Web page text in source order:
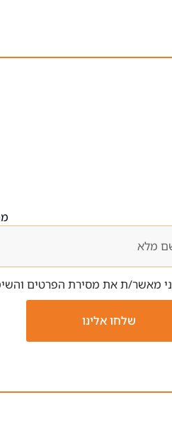
מאשר/ת את מסירת הפרטים
שלחו אלינו